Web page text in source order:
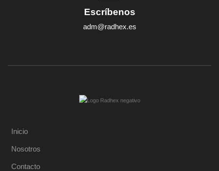
Escríbenos
adm@radhex.es
Inicio
Nosotros
Contacto